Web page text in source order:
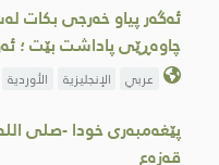
ئەگەر پیاو خەرجی بکات
چاوەڕێی پاداشت بێت ؛
عربي الإنجليزية الأوردية
پێغەمبەری خودا -صلى
قەزەع